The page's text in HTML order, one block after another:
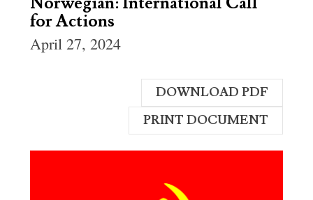
for Actions
April 27, 2024
DOWNLOAD PDF
PRINT DOCUMENT